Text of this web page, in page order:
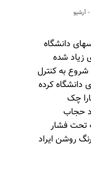
آرشیو
دانشگاه
زیاد شده
به کنترل
دانشگاه کرده
چک
حجاب
تحت فشار
روشن ایراد